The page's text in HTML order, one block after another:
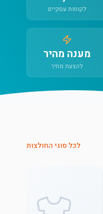
לקוחות עסקיים
מענה מהיר
להצעת מחיר
לכל סוגי החולצות